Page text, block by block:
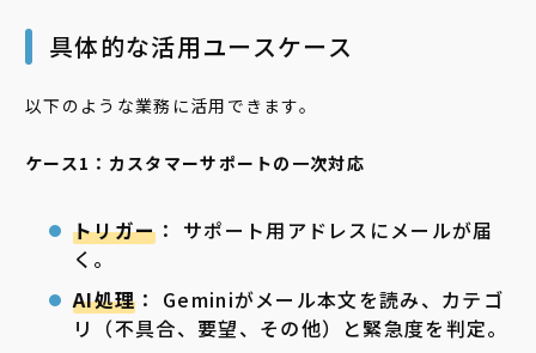
具体的な活用ユースケース
以下のような業務に活用できます。
ケース1：カスタマーサポートの一次対応
トリガー ： サポート用アドレスにメールが届
く。
AI処理 ： Geminiがメール本文を読み、カテゴ
リ（不具合、要望、その他）と緊急度を判定。